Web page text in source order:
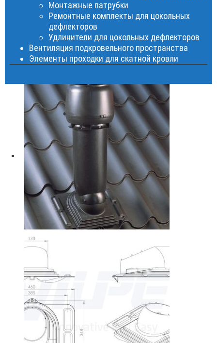
Монтажные патрубки
Ремонтные комплекты для цокольных
дефлекторов
Удлинители для цокольных дефлекторов
Вентиляция подкровельного пространства
Элементы проходки для скатной кровли